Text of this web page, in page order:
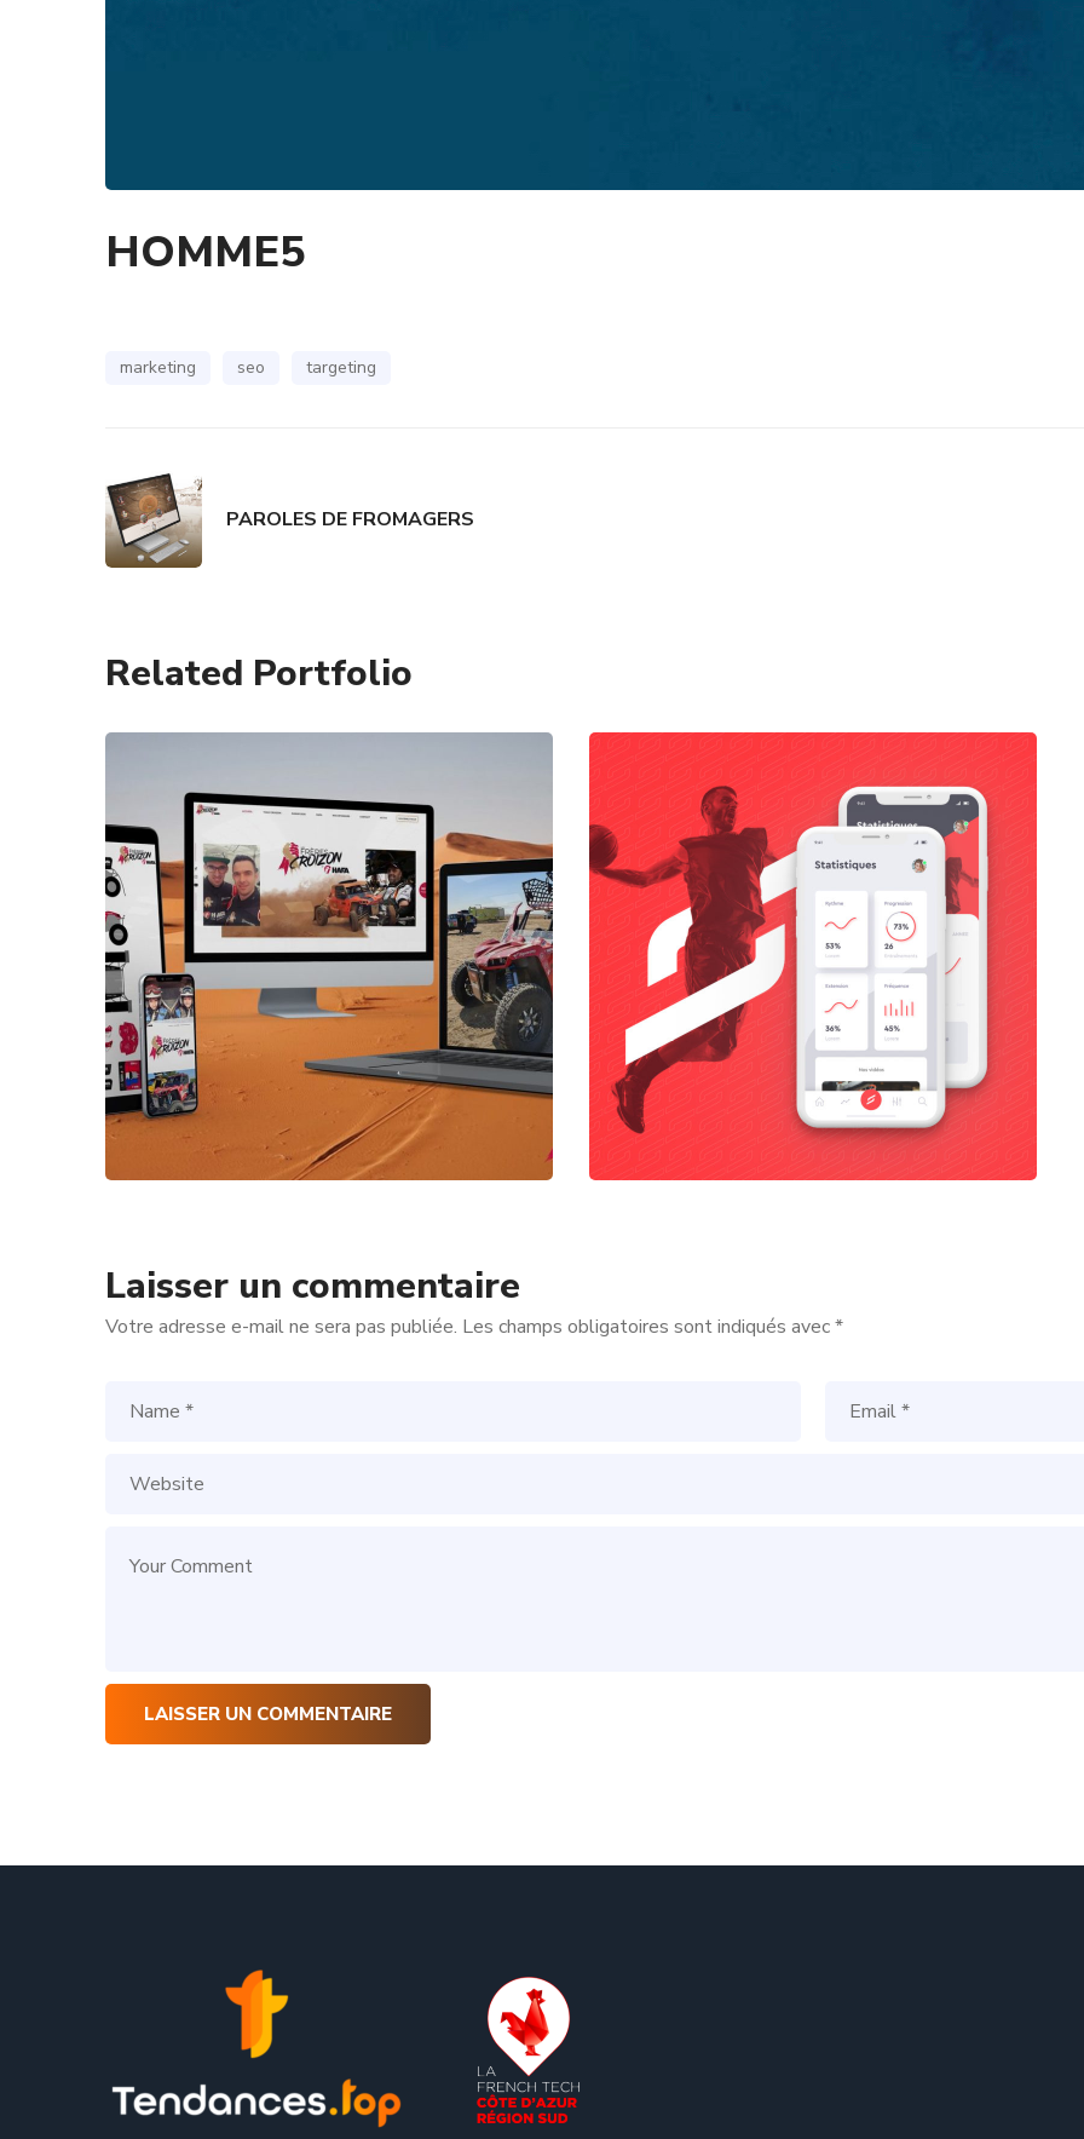
HOMME5
marketing seo targeting
PAROLES DE FROMAGERS
Related Portfolio
Laisser un commentaire
Votre adresse e-mail ne sera pas publiée. Les champs obligatoires sont indiqués avec*